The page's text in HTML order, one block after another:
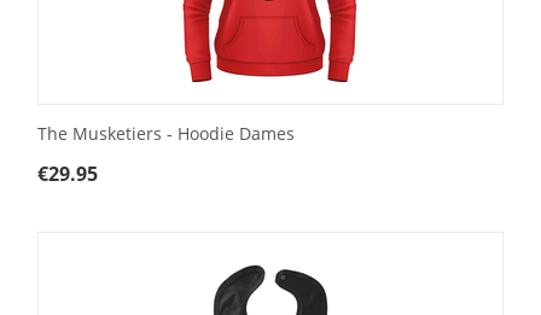
The Musketiers - Hoodie Dames
€29.95